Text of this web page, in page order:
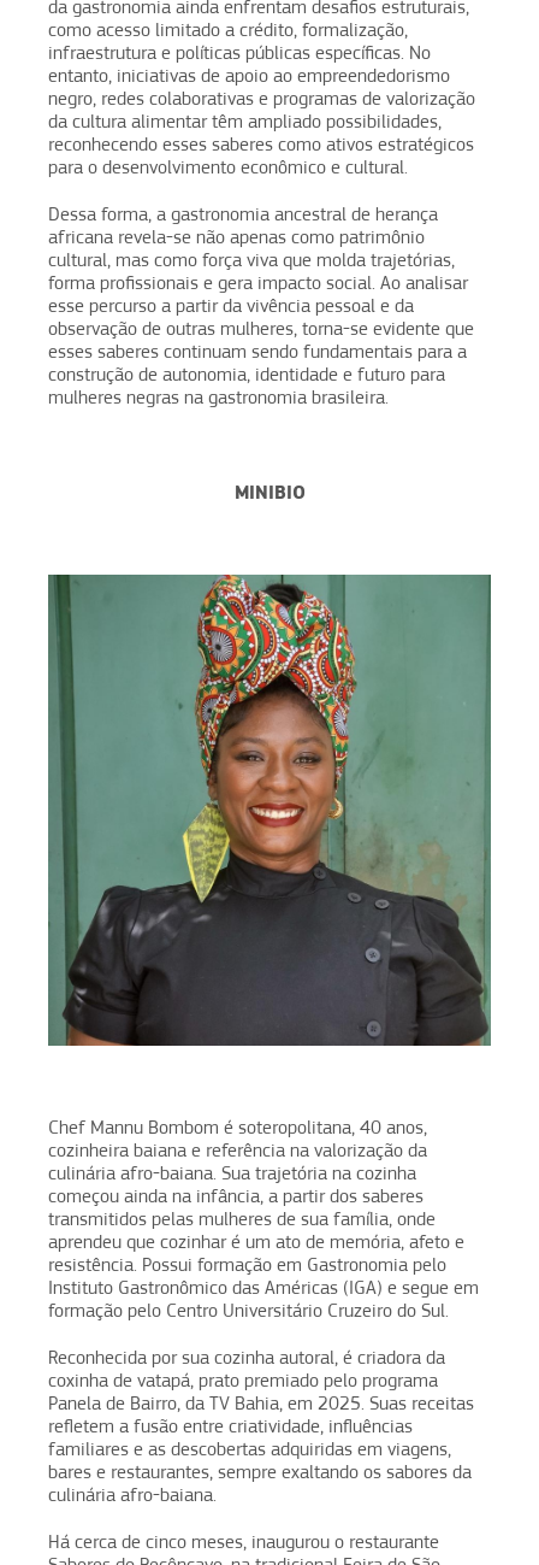
da gastronomia ainda enfrentam desafios estruturais,
como acesso limitado a crédito, formalização,
infraestrutura e políticas públicas específicas. No
entanto, iniciativas de apoio ao empreendedorismo
negro, redes colaborativas e programas de valorização
da cultura alimentar têm ampliado possibilidades,
reconhecendo esses saberes como ativos estratégicos
para o desenvolvimento econômico e cultural.
Dessa forma, a gastronomia ancestral de herança
africana revela-se não apenas como patrimônio
cultural, mas como força viva que molda trajetórias,
forma profissionais e gera impacto social. Ao analisar
esse percurso a partir da vivência pessoal e da
observação de outras mulheres, torna-se evidente que
esses saberes continuam sendo fundamentais para a
construção de autonomia, identidade e futuro para
mulheres negras na gastronomia brasileira.
MINIBIO
Chef Mannu Bombom é soteropolitana, 40 anos,
cozinheira baiana e referência na valorização da
culinária afro-baiana. Sua trajetória na cozinha
começou ainda na infância, a partir dos saberes
transmitidos pelas mulheres de sua família, onde
aprendeu que cozinhar é um ato de memória, afeto e
resistência. Possui formação em Gastronomia pelo
Instituto Gastronômico das Américas (IGA) e segue em
formação pelo Centro Universitário Cruzeiro do Sul.
Reconhecida por sua cozinha autoral, é criadora da
coxinha de vatapá, prato premiado pelo programa
Panela de Bairro, da TV Bahia, em 2025. Suas receitas
refletem a fusão entre criatividade, influências
familiares e as descobertas adquiridas em viagens,
bares e restaurantes, sempre exaltando os sabores da
culinária afro-baiana.
Há cerca de cinco meses, inaugurou o restaurante